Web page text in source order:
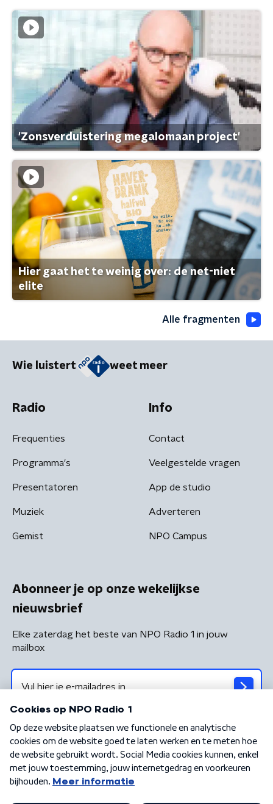
'Zonsverduistering megalomaan project'
Hier gaat het te weinig over: de net-niet
elite
Alle fragmenten
Wie luistert weet meer
Radio
Frequenties
Programma's
Presentatoren
Muziek
Gemist
Info
Contact
Veelgestelde vragen
App de studio
Adverteren
NPO Campus
Abonneer je op onze wekelijkse
nieuwsbrief
Elke zaterdag het beste van NPO Radio 1 in jouw
mailbox
Algemene voorwaarden Privacybeleid